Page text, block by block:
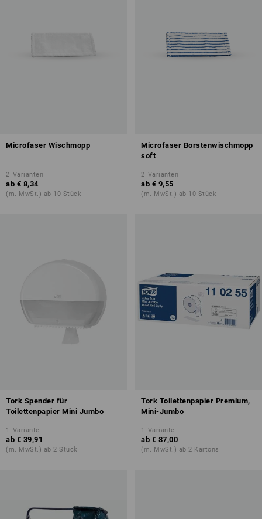
Microfaser Wischmopp
2 Varianten
ab € 8,34
(m. MwSt.) ab 10 Stück
Microfaser Borstenwischmopp
soft
2 Varianten
ab € 9,55
(m. MwSt.) ab 10 Stück
Tork Spender für
Toilettenpapier Mini Jumbo
1 Variante
ab € 39,91
(m. MwSt.) ab 2 Stück
Tork Toilettenpapier Premium,
Mini-Jumbo
1 Variante
ab € 87,00
(m. MwSt.) ab 2 Kartons